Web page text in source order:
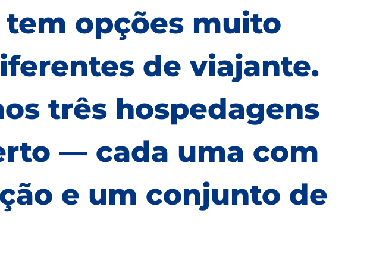
opções muito
de viajante.
três hospedagens
— cada uma com
e um conjunto de